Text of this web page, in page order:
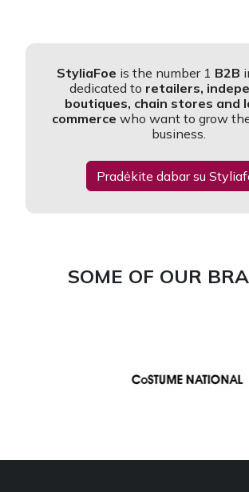
StyliaFoe is the number 1 B2B
dedicated to retailers,
boutiques, chain stores and
commerce who want to grow
business.
Pradėkite dabar su
SOME OF OUR